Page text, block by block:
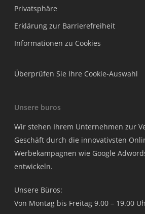
Privatsphäre
Erklärung zur Barrierefreiheit
Informationen zu Cookies
Überprüfen Sie Ihre Cookie-Auswahl
Unsere buros
Wir stehen Ihrem Unternehmen zur
Geschäft durch die innovativsten
Werbekampagnen wie Google
entwickeln.
Unsere Büros:
Von Montag bis Freitag 9.00 – 19.00